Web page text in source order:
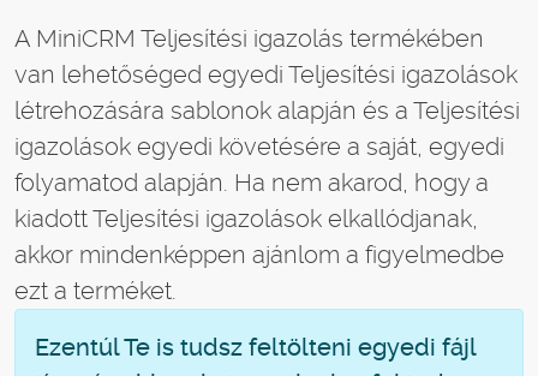
A MiniCRM Teljesítési igazolás termékében
van lehetőséged egyedi Teljesítési igazolások
létrehozására sablonok alapján és a Teljesítési
igazolások egyedi követésére a saját, egyedi
folyamatod alapján. Ha nem akarod, hogy a
kiadott Teljesítési igazolások elkallódjanak,
akkor mindenképpen ajánlom a figyelmedbe
ezt a terméket.
Ezentúl Te is tudsz feltölteni egyedi fájl